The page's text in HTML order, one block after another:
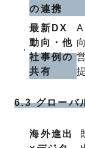
の連携
最新DX
動向・他
社事例の
共有
6.3 グローバ
海外進出